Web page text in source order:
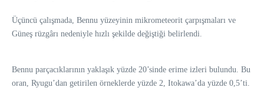
Üçüncü çalışmada, Bennu yüzeyinin mikrometeorit çarpışmaları ve
Güneş rüzgârı nedeniyle hızlı şekilde değiştiği belirlendi.
Bennu parçacıklarının yaklaşık yüzde 20’sinde erime izleri bulundu. Bu
oran, Ryugu’dan getirilen örneklerde yüzde 2, Itokawa’da yüzde 0,5’ti.